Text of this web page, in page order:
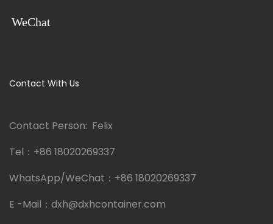
WeChat
Contact With Us
Contact Person: Felix
Tel： +86 18020269337
WhatsApp/WeChat： +86 18020269337
E -Mail： dxh@dxhcontainer.com